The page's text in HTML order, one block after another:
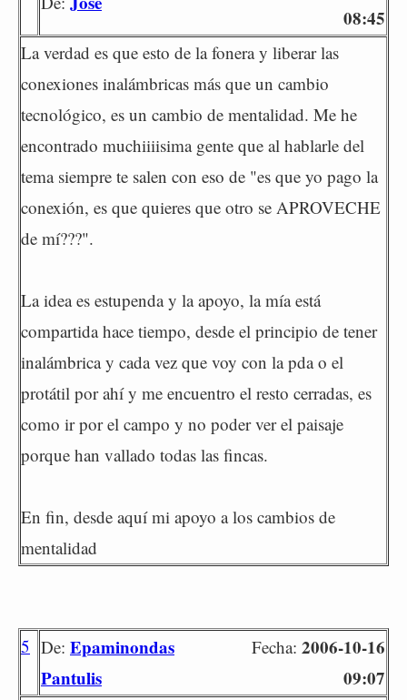
08:45
La verdad es que esto de la fonera y liberar las
conexiones inalámbricas más que un cambio
tecnológico, es un cambio de mentalidad. Me he
encontrado muchiiiisima gente que al hablarle del
tema siempre te salen con eso de "es que yo pago la
conexión, es que quieres que otro se APROVECHE
de mí???".
La idea es estupenda y la apoyo, la mía está
compartida hace tiempo, desde el principio de tener
inalámbrica y cada vez que voy con la pda o el
protátil por ahí y me encuentro el resto cerradas, es
como ir por el campo y no poder ver el paisaje
porque han vallado todas las fincas.
En fin, desde aquí mi apoyo a los cambios de
mentalidad
5 De: Epaminondas
Pantulis
Fecha: 2006-10-16
09:07